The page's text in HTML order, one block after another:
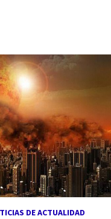
DE ACTUALIDAD